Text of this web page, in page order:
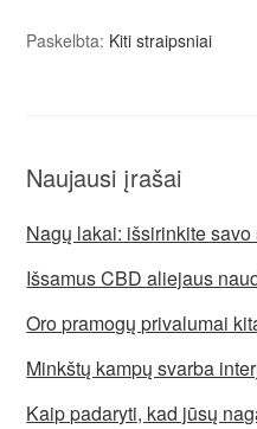
Paskelbta: Kiti straipsniai
Naujausi įrašai
Nagų lakai: išsirinkite
Išsamus CBD aliejaus
Oro pramogų privalumai
Minkštų kampų svarba
Kaip padaryti, kad jūsų